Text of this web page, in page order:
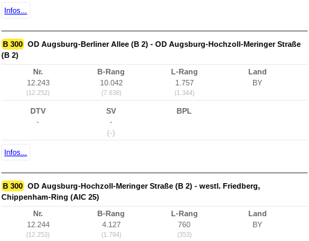
Infos...
B 300 OD Augsburg-Berliner Allee (B 2) - OD Augsburg-Hochzoll-Meringer Straße
(B 2)
Nr.
12.243
(12.252)
B-Rang
10.042
(7.638)
L-Rang
1.757
(1.344)
Land
BY
DTV
-
SV
-
(-)
BPL
Infos...
B 300 OD Augsburg-Hochzoll-Meringer Straße (B 2) - westl. Friedberg,
Chippenham-Ring (AIC 25)
Nr.
12.244
(12.253)
B-Rang
4.127
(1.794)
L-Rang
760
(353)
Land
BY